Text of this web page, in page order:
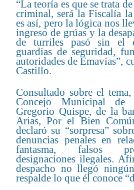
“La teoría es que se trata
criminal, será la Fiscalía
es así, pero la lógica nos
ingreso de grúas y la
de turriles pasó sin el
guardias de seguridad,
autoridades de Emavías”,
Castillo.
Consultado sobre el
Concejo Municipal
Gregorio Quispe, de la
Arias, Por el Bien
declaró su “sorpresa”
denuncias penales en
fantasma, falsos
designaciones ilegales.
despacho no llegó
respalde lo que él conoce